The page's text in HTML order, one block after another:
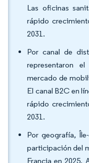
Las oficinas
rápido
2031.
Por canal de
representaron
mercado de
El canal B2C en
rápido
2031.
Por geografía,
participación del
Francia en 2025.